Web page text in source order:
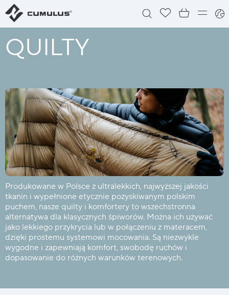
QUILTY
Produkowane w Polsce z ultralekkich, najwyższej jakości
tkanin i wypełnione etycznie pozyskiwanym polskim
puchem, nasze quilty i komfortery to wszechstronna
alternatywa dla klasycznych śpiworów. Można ich używać
jako lekkiego przykrycia lub w połączeniu z materacem,
dzięki prostemu systemowi mocowania. Są niezwykle
wygodne i zapewniają komfort, swobodę ruchów i
dopasowanie do różnych warunków terenowych.